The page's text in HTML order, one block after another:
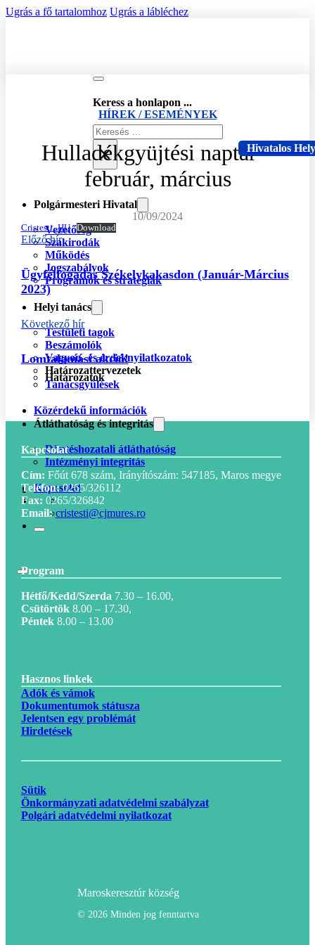
Ugrás a fő tartalomhoz Ugrás a lábléchez
Keress a honlapon ...
Keresés
×
Polgármesteri Hivatal
Vezetőség
Szakirodák
Működés
Jogszabályok
Programok és stratégiák
Helyi tanács
Testületi tagok
Beszámolók
Vagyon- és érdeknyilatkozatok
Határozattervezetek
Határozatok
Tanácsgyűlések
Közérdekű információk
Átláthatóság és integritás
Döntéshozatali átláthatóság
Intézményi integritás
Kapcsolat
Hivatalos
HÍREK / ESEMÉNYEK
Hulladékgyüjtési naptár –
február, március
10/09/2024
Cristesti_HU Download
Előző hír
Ügyfélfogadás Székelykakasdon (Január-Március
2023)
Következő hír
Lomtalaníási akció!
Kapcsolat
Cím: Főút 678 szám, Irányítószám: 547185, Maros megye
Telefon:0265/326112
Fax: 0265/326842
Email: cristesti@cjmures.ro
Program
Hétfő/Kedd/Szerda 7.30 – 16.00,
Csütörtök8.00 – 17.30,
Péntek8.00 – 13.00
Hasznos linkek
Adók és vámok
Dokumentumok státusza
Jelentsen egy problémát
Hirdetések
Maroskeresztúr község
© 2026 Minden jog fenntartva
Sütik
Önkormányzati adatvédelmi szabályzat
Polgári adatvédelmi nyilatkozat